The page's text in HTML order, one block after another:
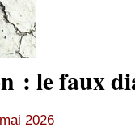
: le faux
2026